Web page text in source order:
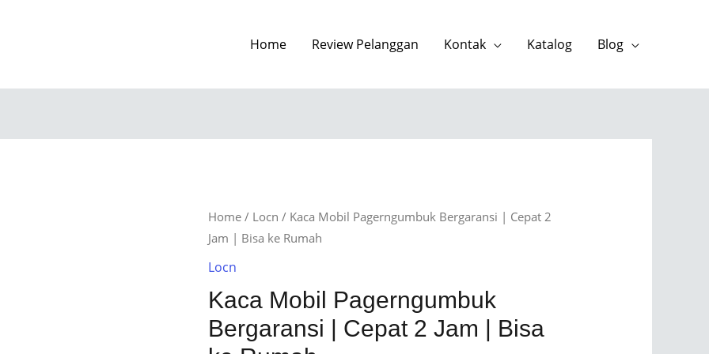
Home Review Pelanggan Kontak Katalog Blog
Home / Locn / Kaca Mobil Pagerngumbuk Bergaransi | Cepat 2
Jam | Bisa ke Rumah
Locn
Kaca Mobil Pagerngumbuk
Bergaransi | Cepat 2 Jam | Bisa